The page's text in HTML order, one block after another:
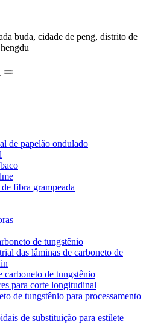
buda, cidade de peng, distrito de
de papelão ondulado
fibra grampeada
de tungstênio
das lâminas de carboneto de
carboneto de tungstênio
para corte longitudinal
de tungstênio para processamento
de substituição para estilete